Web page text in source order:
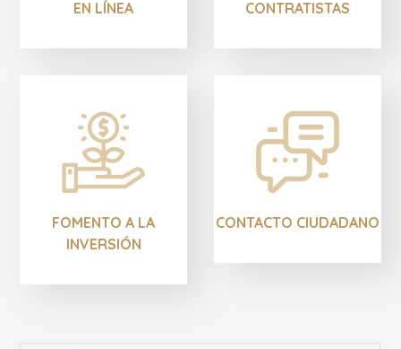
EN LÍNEA
CONTRATISTAS
FOMENTO A LA
INVERSIÓN
CONTACTO CIUDADANO